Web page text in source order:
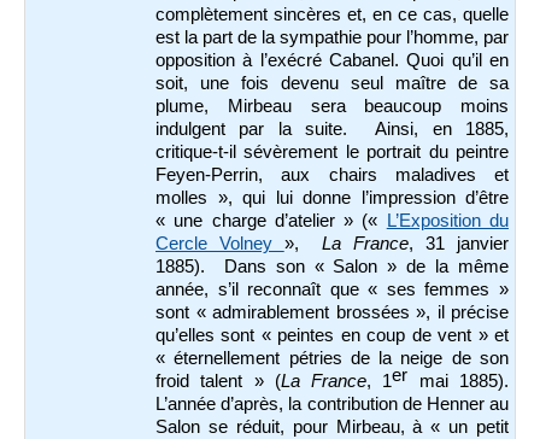
complètement sincères et, en ce cas, quelle
est la part de la sympathie pour l’homme, par
opposition à l’exécré Cabanel. Quoi qu’il en
soit, une fois devenu seul maître de sa
plume, Mirbeau sera beaucoup moins
indulgent par la suite. Ainsi, en 1885,
critique-t-il sévèrement le portrait du peintre
Feyen-Perrin, aux chairs maladives et
molles », qui lui donne l’impression d’être
« une charge d’atelier » («
L’Exposition du
Cercle Volney »,La France, 31 janvier
1885). Dans son « Salon » de la même
année, s’il reconnaît que « ses femmes »
sont « admirablement brossées », il précise
qu’elles sont « peintes en coup de vent » et
« éternellement pétries de la neige de son
froid talent » (La France, 1er mai 1885).
L’année d’après, la contribution de Henner au
Salon se réduit, pour Mirbeau, à « un petit